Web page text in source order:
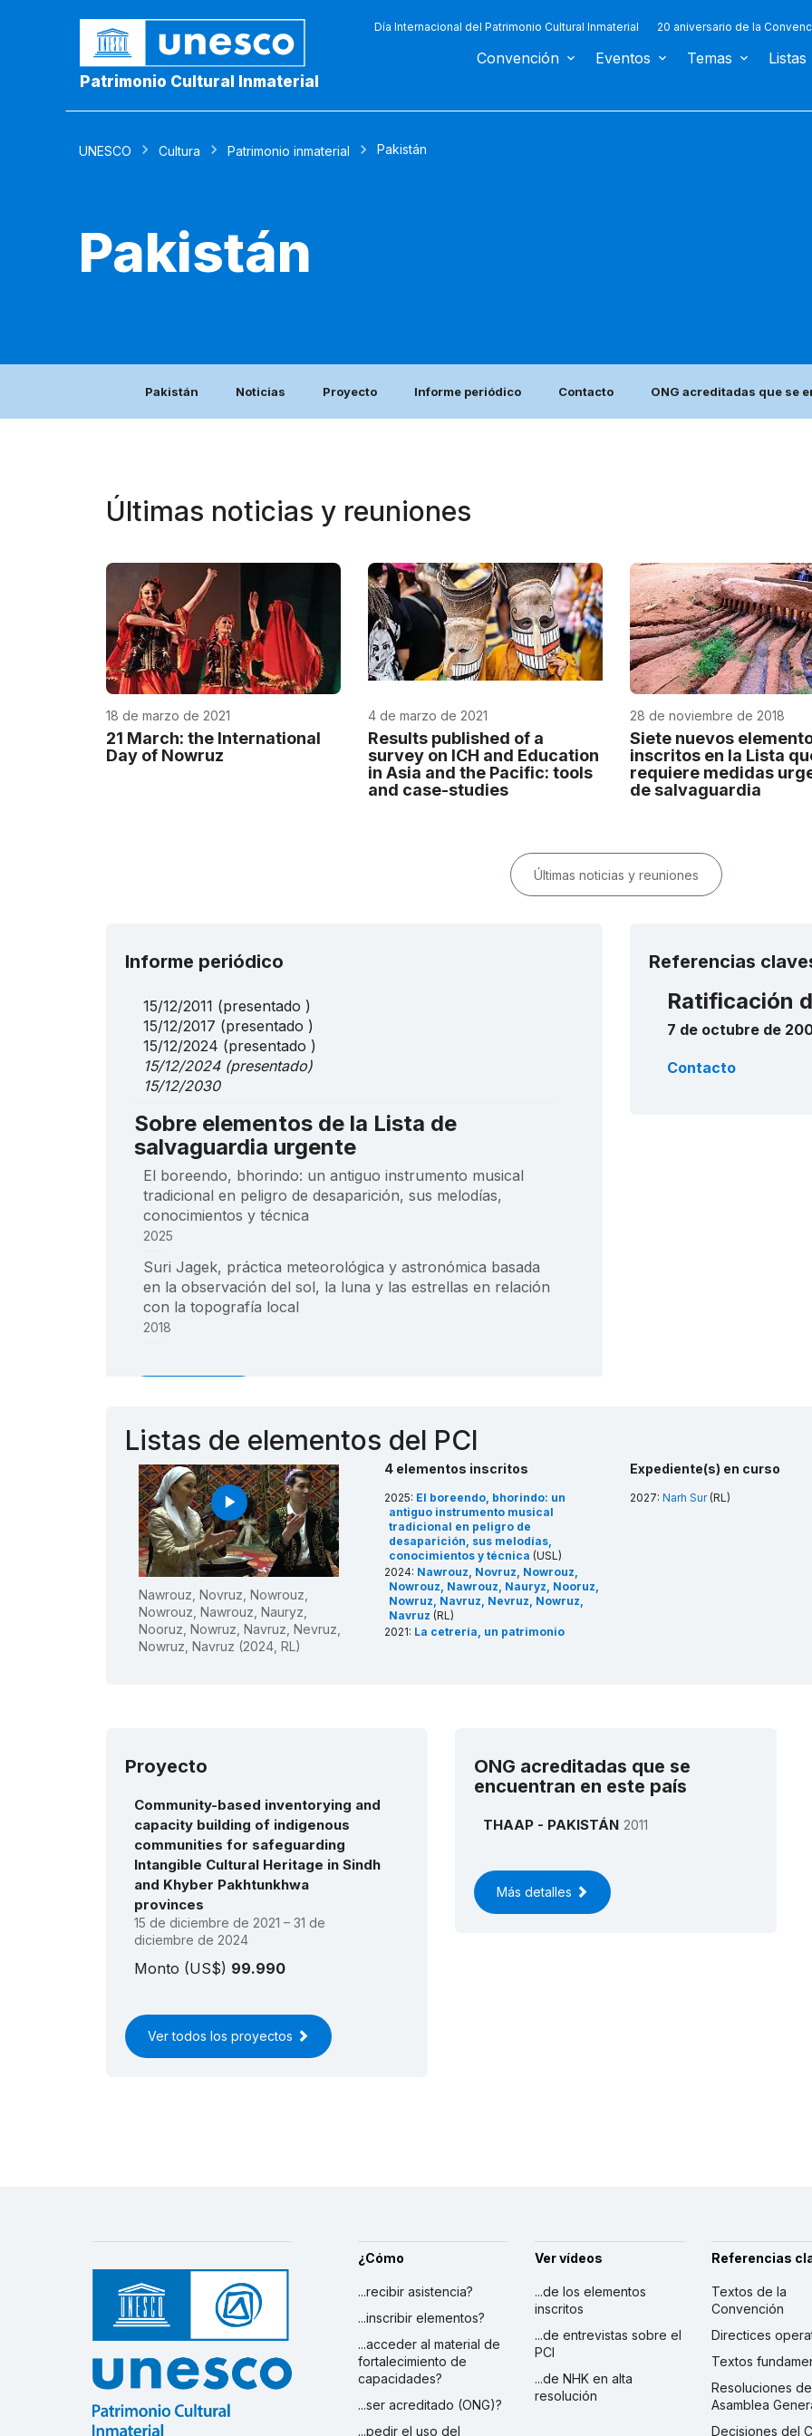
Patrimonio Cultural Inmaterial
Día Internacional del Patrimonio Cultural Inmaterial 20 aniversario de la
Convención Eventos Temas Listas
UNESCO Cultura Patrimonio inmaterial Pakistán
Pakistán
Pakistán Noticias Proyecto Informe periódico Contacto ONG acreditadas que se
Últimas noticias y reuniones
18 de marzo de 2021
21 March: the International
Day of Nowruz
4 de marzo de 2021
Results published of a
survey on ICH and Education
in Asia and the Pacific: tools
and case-studies
28 de noviembre de 2018
Siete nuevos
inscritos en la Lista
requiere medidas
de salvaguardia
Últimas noticias y reuniones
Informe periódico
15/12/2011 (presentado )
15/12/2017 (presentado )
15/12/2024 (presentado )
15/12/2024(presentado)
15/12/2030
Sobre elementos de la Lista de
salvaguardia urgente
El boreendo, bhorindo: un antiguo instrumento musical
tradicional en peligro de desaparición, sus melodías,
conocimientos y técnica
2025
Suri Jagek, práctica meteorológica y astronómica basada
en la observación del sol, la luna y las estrellas en relación
con la topografía local
2018
Referencias
Ratificación
7 de octubre de
Contacto
Listas de elementos del PCI
play_arrow
Nawrouz, Novruz, Nowrouz,
Nowrouz, Nawrouz, Nauryz,
Nooruz, Nowruz, Navruz, Nevruz,
Nowruz, Navruz (2024, RL)
4 elementos inscritos
2025: El boreendo, bhorindo: un
antiguo instrumento musical
tradicional en peligro de
desaparición, sus melodías,
conocimientos y técnica (USL)
2024: Nawrouz, Novruz, Nowrouz,
Nowrouz, Nawrouz, Nauryz, Nooruz,
Nowruz, Navruz, Nevruz, Nowruz,
Navruz (RL)
2021: La cetrería, un patrimonio
Expediente(s) en curso
2027: Narh Sur (RL)
Proyecto
Community-based inventorying and
capacity building of indigenous
communities for safeguarding
Intangible Cultural Heritage in Sindh
and Khyber Pakhtunkhwa
provinces
15 de diciembre de 2021 – 31 de
diciembre de 2024
Monto (US$) 99.990
Ver todos los proyectos
ONG acreditadas que se
encuentran en este país
THAAP - PAKISTÁN 2011
Más detalles
¿Cómo
...recibir asistencia?
...inscribir elementos?
...acceder al material de
fortalecimiento de
capacidades?
...ser acreditado (ONG)?
...pedir el uso del
Ver vídeos
...de los elementos
inscritos
...de entrevistas sobre el
PCI
...de NHK en alta
resolución
Referencias
Textos de la
Convención
Directices
Textos
Resoluciones
Asamblea
Decisiones del